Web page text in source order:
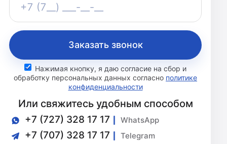
+7 (7__) ___-__-__
Заказать звонок
Нажимая кнопку, я даю согласие на сбор и
обработку персональных данных согласно политике
конфиденциальности
Или свяжитесь удобным способом
+7 (727) 328 17 17 WhatsApp
+7 (707) 328 17 17 Telegram